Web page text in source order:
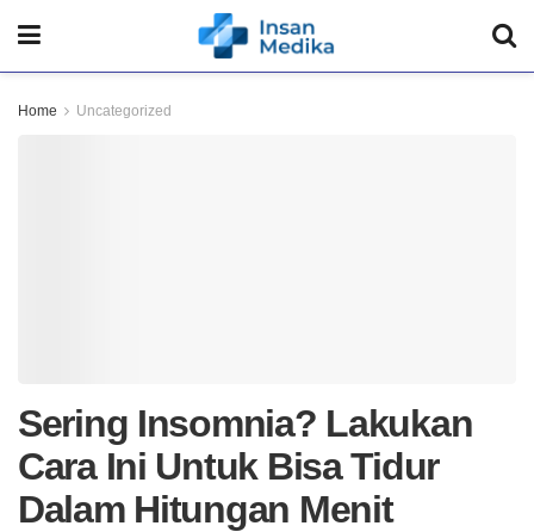
Home Uncategorized
Sering Insomnia? Lakukan
Cara Ini Untuk Bisa Tidur
Dalam Hitungan Menit